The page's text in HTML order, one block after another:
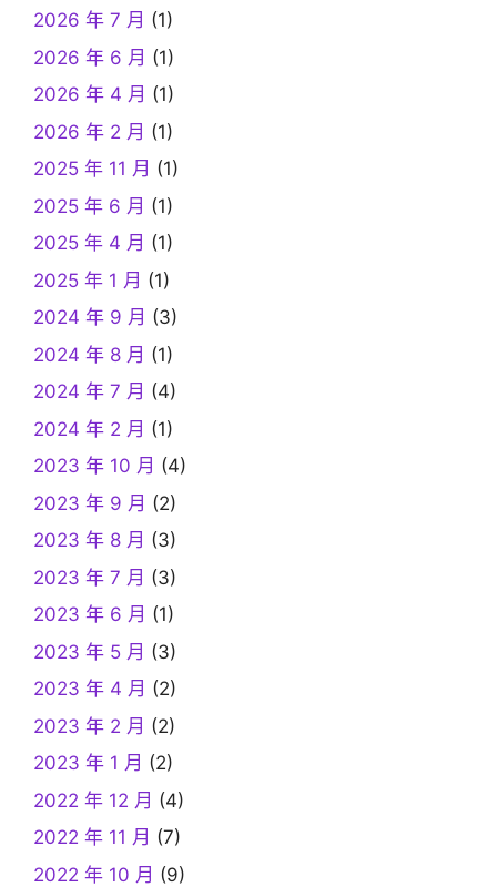
2026 年 7 月 (1)
2026 年 6 月 (1)
2026 年 4 月 (1)
2026 年 2 月 (1)
2025 年 11 月 (1)
2025 年 6 月 (1)
2025 年 4 月 (1)
2025 年 1 月 (1)
2024 年 9 月 (3)
2024 年 8 月 (1)
2024 年 7 月 (4)
2024 年 2 月 (1)
2023 年 10 月 (4)
2023 年 9 月 (2)
2023 年 8 月 (3)
2023 年 7 月 (3)
2023 年 6 月 (1)
2023 年 5 月 (3)
2023 年 4 月 (2)
2023 年 2 月 (2)
2023 年 1 月 (2)
2022 年 12 月 (4)
2022 年 11 月 (7)
2022 年 10 月 (9)